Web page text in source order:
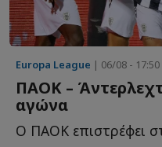
Europa League | 06/08 - 17:50
ΠΑΟΚ –
αγώνα